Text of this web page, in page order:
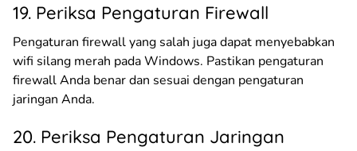
19. Periksa Pengaturan Firewall
Pengaturan firewall yang salah juga dapat menyebabkan
wifi silang merah pada Windows. Pastikan pengaturan
firewall Anda benar dan sesuai dengan pengaturan
jaringan Anda.
20. Periksa Pengaturan Jaringan